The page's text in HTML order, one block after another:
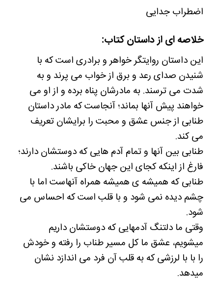
اضطراب جدایی
خلاصه ای از داستان کتاب:
این داستان روایتگر خواهر و برادری است که با
شنیدن صدای رعد و برق از خواب می پرند و به
شدت می ترسند. به مادرشان پناه برده و از او می
خواهند پیش آنها بماند؛ آنجاست که مادر داستان
طنابی از جنس عشق و محبت را برایشان تعریف
می کند.
طنابی بین آنها و تمام آدم هایی که دوستشان دارند؛
فارغ از اینکه کجای این جهان خاکی باشند.
طنابی که همیشه ی همیشه همراه آنهاست اما با
چشم دیده نمی شود و با قلب است که احساس می
شود.
وقتی ما دلتنگ آدمهایی که دوستشان داریم
میشویم، عشق ما کل مسیر طناب را رفته و خودش
را با با لرزشی که به قلب آن فرد می اندازد نشان
میدهد.